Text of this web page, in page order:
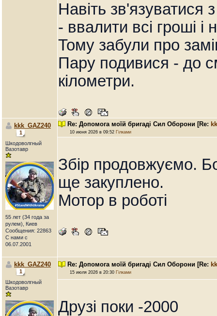
Навіть зв'язуватися
- ввалити всі гроші і
Тому забули про
Пару подивися - до
кілометри.
kkk_GAZ240
1
Шкодоволгный
Вазотавр
55 лет (34 года за
рулем), Киев
Сообщения: 22863
С нами с
06.07.2001
Re: Допомога моїй бригаді Сил Оборони [Re:
10 июня 2026 в 09:52 Гілками
Збір продовжуємо.
ще закуплено.
Мотор в роботі
kkk_GAZ240
1
Шкодоволгный
Вазотавр
Re: Допомога моїй бригаді Сил Оборони [Re:
15 июля 2026 в 20:30 Гілками
Друзі поки -2000